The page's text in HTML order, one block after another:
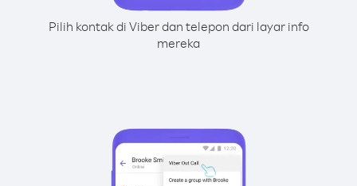
Pilih kontak di Viber dan telepon dari layar info
mereka